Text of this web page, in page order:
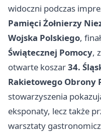
widoczni podczas
Pamięci Żołnierzy
Wojska Polskiego,
Świątecznej Pomocy,
otwarte koszar34.
Rakietowego Obrony
stowarzyszenia
eksponaty, lecz także
warsztaty